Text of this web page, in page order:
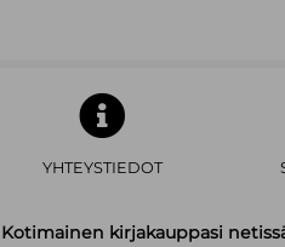
YHTEYSTIEDOT
kirjakauppasi